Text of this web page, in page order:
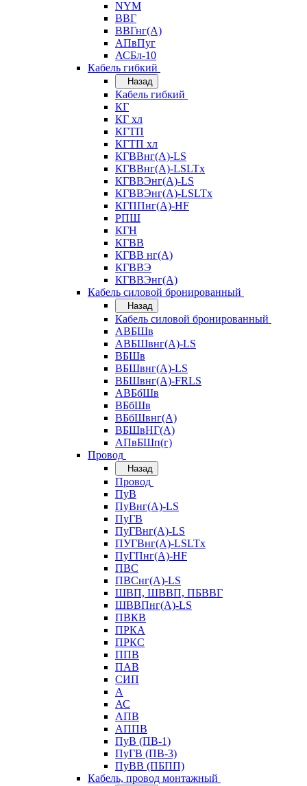
NYM
ВВГ
ВВГнг(А)
АПвПуг
АСБл-10
Кабель гибкий
Назад
Кабель гибкий
КГ
КГ хл
КГТП
КГТП хл
КГВВнг(А)-LS
КГВВнг(А)-LSLTx
КГВВЭнг(А)-LS
КГВВЭнг(А)-LSLTx
КГППнг(А)-HF
РПШ
КГН
КГВВ
КГВВ нг(А)
КГВВЭ
КГВВЭнг(А)
Кабель силовой бронированный
Назад
Кабель силовой бронированный
АВБШв
АВБШвнг(А)-LS
ВБШв
ВБШвнг(А)-LS
ВБШвнг(А)-FRLS
АВБбШв
ВБбШв
ВБбШвнг(А)
ВБШвНГ(А)
АПвБШп(г)
Провод
Назад
Провод
ПуВ
ПуВнг(А)-LS
ПуГВ
ПуГВнг(А)-LS
ПУГВнг(А)-LSLTx
ПуГПнг(А)-HF
ПВС
ПВСнг(А)-LS
ШВП, ШВВП, ПБВВГ
ШВВПнг(А)-LS
ПВКВ
ПРКА
ПРКС
ППВ
ПАВ
СИП
А
АС
АПВ
АППВ
ПуВ (ПВ-1)
ПуГВ (ПВ-3)
ПуВВ (ПБПП)
Кабель, провод монтажный